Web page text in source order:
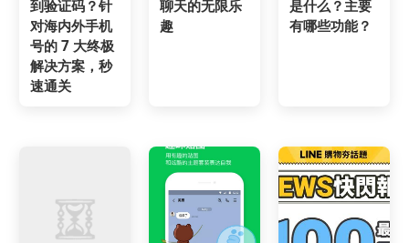
到验证码？针
对海内外手机
号的 7 大终极
解决方案，秒
速通关
聊天的无限乐
趣
是什么？主要
有哪些功能？